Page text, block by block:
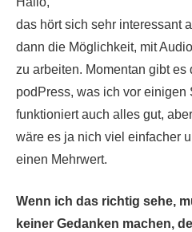
das hört sich sehr interessant
dann die Möglichkeit, mit
zu arbeiten. Momentan gibt
podPress, was ich vor einigen
funktioniert auch alles gut,
wäre es ja nich viel einfacher
einen Mehrwert.
Wenn ich das richtig sehe,
keiner Gedanken machen,